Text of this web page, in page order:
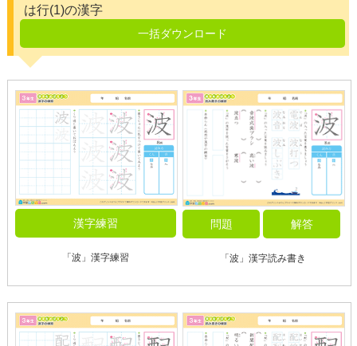
は行(1)の漢字
一括ダウンロード
漢字練習
「波」漢字練習
問題 解答
「波」漢字読み書き